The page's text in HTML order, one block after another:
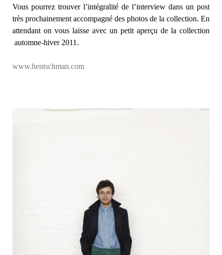
Vous pourrez trouver l’intégralité de l’interview dans un post
très prochainement accompagné des photos de la collection. En
attendant on vous laisse avec un petit aperçu de la collection
automne-hiver 2011.
www.hentschman.com